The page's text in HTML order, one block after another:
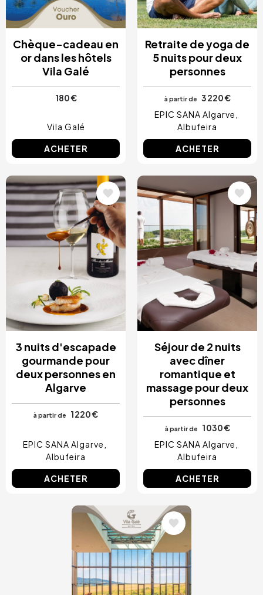
Chèque-cadeau en
or dans les hôtels
Vila Galé
180 €
Vila Galé
ACHETER
Retraite de yoga de
5 nuits pour deux
personnes
à partir de
3 220 €
EPIC SANA Algarve
Albufeira
ACHETER
Image
3 nuits d'escapade
gourmande pour
deux personnes en
Algarve
à partir de 1 220 €
EPIC SANA Algarve
Albufeira
ACHETER
Image
Séjour de 2 nuits
avec dîner
romantique et
massage pour deux
personnes
à partir de
1 030 €
EPIC SANA Algarve
Albufeira
ACHETER
Image